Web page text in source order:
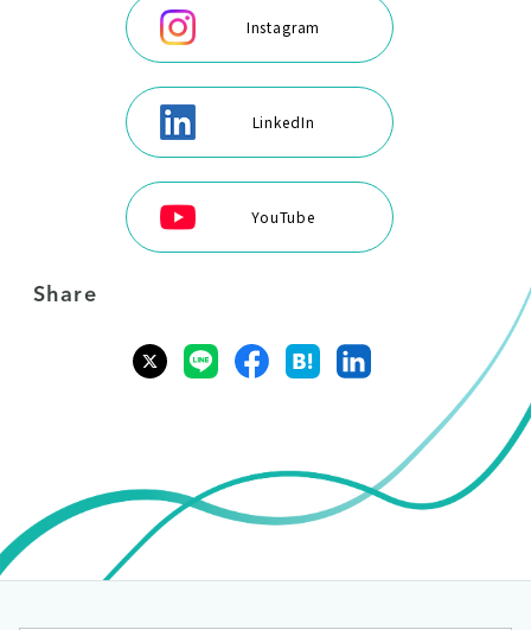
Instagram
LinkedIn
YouTube
Share